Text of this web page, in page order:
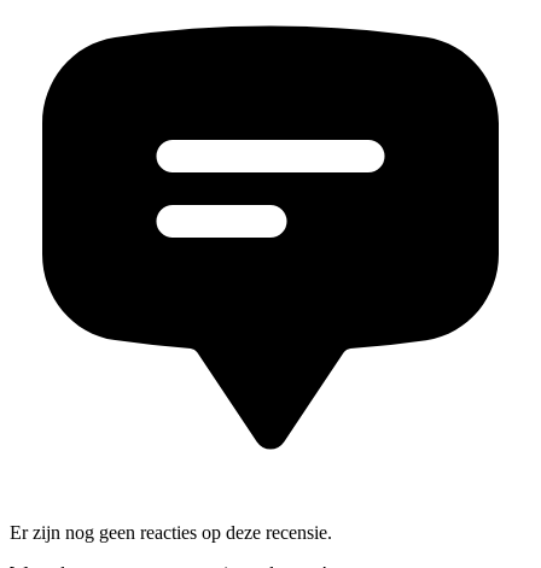
Er zijn nog geen reacties op deze recensie.